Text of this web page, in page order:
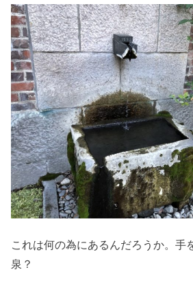
これは何の為にあるんだろうか。手
泉？